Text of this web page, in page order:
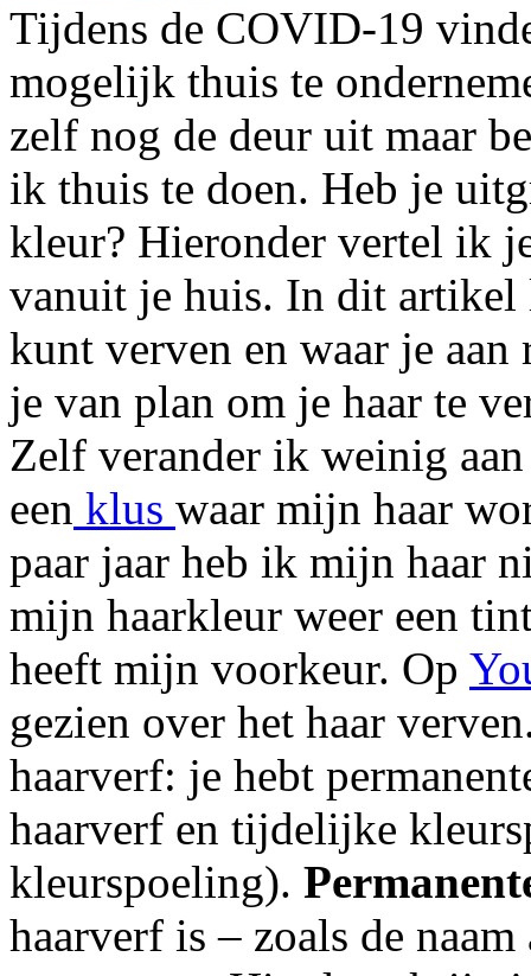
Tijdens de COVID-19
mogelijk thuis te
zelf nog de deur uit maar
ik thuis te doen. Heb je
kleur? Hieronder vertel ik
vanuit je huis. In dit artikel
kunt verven en waar je
je van plan om je haar te
Zelf verander ik weinig
een klus waar mijn haar
paar jaar heb ik mijn haar
mijn haarkleur weer een
heeft mijn voorkeur. Op
gezien over het haar
haarverf: je hebt
haarverf en tijdelijke
kleurspoeling).
haarverf is – zoals de